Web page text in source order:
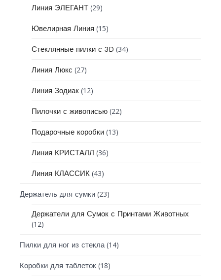
Линия ЭЛЕГАНТ (29)
Ювелирная Линия (15)
Стеклянные пилки с 3D (34)
Линия Люкс (27)
Линия Зодиак (12)
Пилочки с живописью (22)
Подарочные коробки (13)
Линия КРИСТАЛЛ (36)
Линия КЛАССИК (43)
Держатель для сумки (23)
Держатели для Сумок с Принтами Животных
(12)
Пилки для ног из стекла (14)
Коробки для таблеток (18)